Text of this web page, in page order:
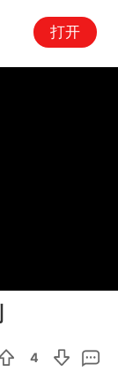
打开
4